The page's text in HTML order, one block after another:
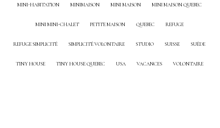
MINI-HABITATION MINIMAISON MINI MAISON MINI MAISON QUEBEC
MINI MINI-CHALET PETITE MAISON QUEBEC REFUGE
REFUGE SIMPLICITÉ SIMPLICITÉ VOLONTAIRE STUDIO SUISSE SUÈDE
TINY HOUSE TINY HOUSE QUEBEC USA VACANCES VOLONTAIRE